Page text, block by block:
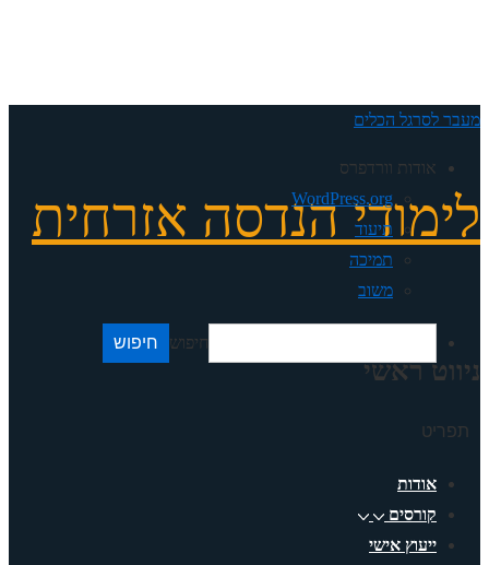
מעבר לסרגל הכלים
אודות וורדפרס
WordPress.org
תיעוד
תמיכה
משוב
חיפוש
לימודי הנדסה אזרחית
ניווט ראשי
תפריט
אודות
קורסים
ייעוץ אישי